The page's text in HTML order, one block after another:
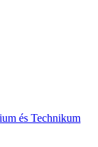
és Technikum